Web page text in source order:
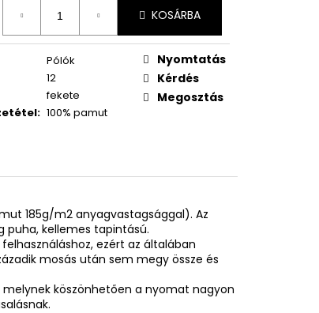
KOSÁRBA
Pólók
12
fekete
: 100% pamut
Nyomtatás
Kérdés
Megosztás
185g/m2 anyagvastagsággal). Az
puha, kellemes tapintású.
ezért az általában
mosás után sem megy össze és
köszönhetően a nyomat nagyon